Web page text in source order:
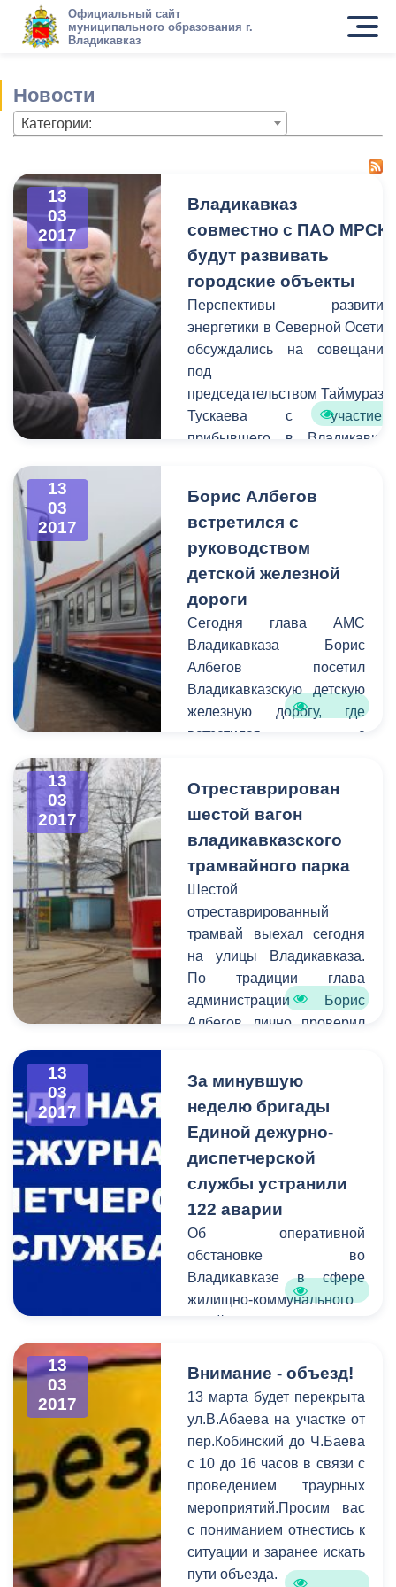
Официальный сайт
муниципального образования г.
Владикавказ
Новости
Категории:
13
03
2017
Владикавказ
совместно с ПАО МРСК
будут развивать
городские объекты
Перспективы развития
энергетики в Северной Осетии
обсуждались на совещании
под
председательством Таймураза
Тускаева с участием
прибывшего в Владикавказ
Юга» Сергея Архипова.
13
03
2017
Борис Албегов
встретился с
руководством
детской железной
дороги
Сегодня глава АМС
Владикавказа Борис
Албегов посетил
Владикавказскую детскую
железную дорогу, где
встретился с
обсуждению стало
будущее сотрудничество
руководства ДЖД и
городских властей.
13
03
2017
Отреставрирован
шестой вагон
владикавказского
трамвайного парка
Шестой
отреставрированный
трамвай выехал сегодня
на улицы Владикавказа.
По традиции глава
администрации Борис
Албегов лично проверил
обновленному
трамвайному вагону.
13
03
2017
За минувшую
неделю бригады
Единой дежурно-
диспетчерской
службы устранили
122 аварии
Об оперативной
обстановке во
Владикавказе в сфере
жилищно-коммунального
диспетчерская служба.
В период c 6 по 13 марта
на горячую линию единой
дежурно-диспетчерской
службы поступило 122
оперативном порядке
устраняют проблемы в
13
03
2017
Внимание - объезд!
13 марта будет перекрыта
ул.В.Абаева на участке от
пер.Кобинский до Ч.Баева
с 10 до 16 часов в связи с
проведением траурных
мероприятий.Просим вас
с пониманием отнестись к
ситуации и заранее искать
пути объезда.